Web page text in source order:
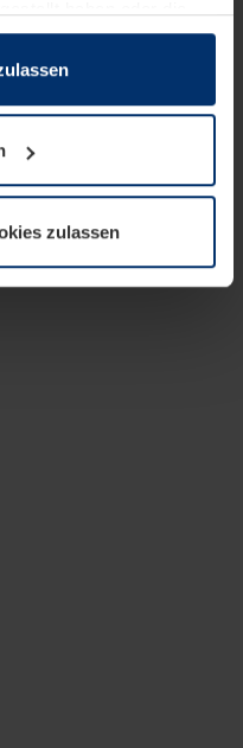
Dienste gesammelt
Seite unbedingt
Cookie-Typen benötigen
können Sie jederzeit
ändern oder
zulassen